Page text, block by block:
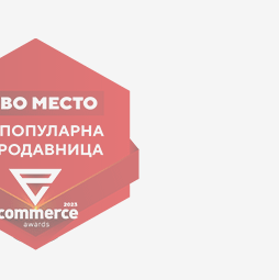
74 Shkup
i punës:
- 17:00